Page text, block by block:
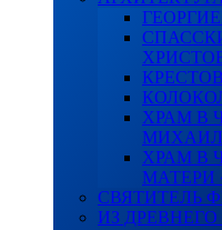
ХРАМ В
ХРАМ В
МАТЕРИ
СВЯТИТЕЛЬ
ИЗ